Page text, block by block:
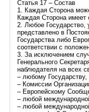
Статья 17 – Состав
1. Каждая Сторона
Каждая Сторона имеет
2. Любое Государство,
представлено в
Государства либо
соответствии с
3. За исключением
Генерального
наблюдателя на всех
– любому
– Комиссии
– Европейскому
– любой
– любой